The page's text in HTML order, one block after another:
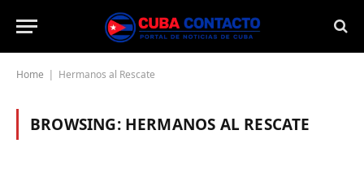
Home Hermanos al Rescate
BROWSING: HERMANOS AL RESCATE